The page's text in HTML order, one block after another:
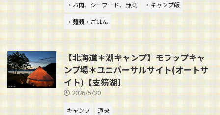
・お肉、シーフード、野菜
・キャンプ飯
・麺類・ごはん
【北海道＊湖キャンプ】モラップキャ
ンプ場＊ユニバーサルサイト(オートサ
イト)【支笏湖】
2026/5/20
キャンプ 道央